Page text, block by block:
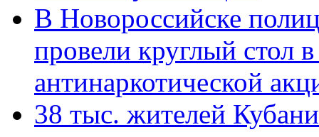
В Новороссийске
провели круглый стол
антинаркотической
38 тыс. жителей